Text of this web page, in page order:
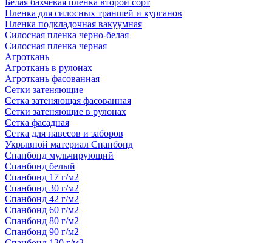
Белая бахчевая пленка второй сорт
Пленка для силосных траншей и курганов
Пленка подкладочная вакуумная
Силосная пленка черно-белая
Силосная пленка черная
Агроткань
Агроткань в рулонах
Агроткань фасованная
Сетки затеняющие
Сетка затеняющая фасованная
Сетки затеняющие в рулонах
Сетка фасадная
Сетка для навесов и заборов
Укрывной материал Спанбонд
Спанбонд мульчирующий
Спанбонд белый
Спанбонд 17 г/м2
Спанбонд 30 г/м2
Спанбонд 42 г/м2
Спанбонд 60 г/м2
Спанбонд 80 г/м2
Спанбонд 90 г/м2